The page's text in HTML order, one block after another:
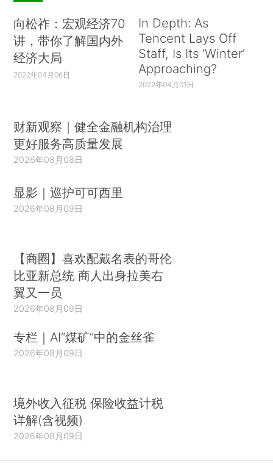
向松祚：宏观经济70
讲，带你了解国内外
经济大局
2022年04月06日
In Depth: As
Tencent Lays Off
Staff, Is Its ‘Winter’
Approaching?
2022年04月01日
财新观察｜健全金融机构治理
更好服务高质量发展
2026年08月08日
显影｜巡护可可西里
2026年08月09日
【商圈】喜欢配戴名表的哥伦
比亚新总统 商人出身拉美右
翼又一员
2026年08月09日
专栏｜AI“煤矿”中的金丝雀
2026年08月09日
境外收入征税 保险收益计税
详解(含视频)
2026年08月09日